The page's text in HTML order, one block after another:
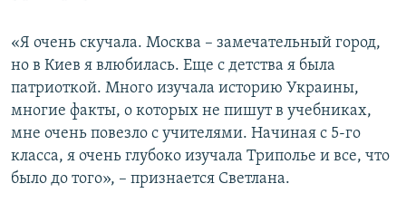
«Я очень скучала. Москва – замечательный город,
но в Киев я влюбилась. Еще с детства я была
патриоткой. Много изучала историю Украины,
многие факты, о которых не пишут в учебниках,
мне очень повезло с учителями. Начиная с 5-го
класса, я очень глубоко изучала Триполье и все, что
было до того», – признается Светлана.